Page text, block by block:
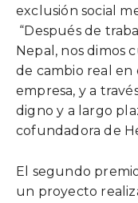
exclusión social
“Después de
Nepal, nos dimos
de cambio real en
empresa, y a
digno y a largo
cofundadora de
El segundo
un proyecto